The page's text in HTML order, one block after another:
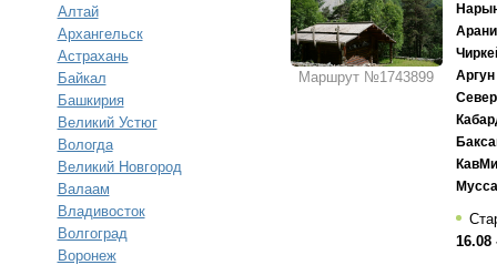
Алтай
Архангельск
Астрахань
Байкал
Башкирия
Великий Устюг
Вологда
Великий Новгород
Валаам
Владивосток
Волгоград
Воронеж
Маршрут №1743899
Аргун
16.08